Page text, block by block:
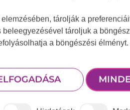
tárolják a
tároljuk a
a böngészési élményt.